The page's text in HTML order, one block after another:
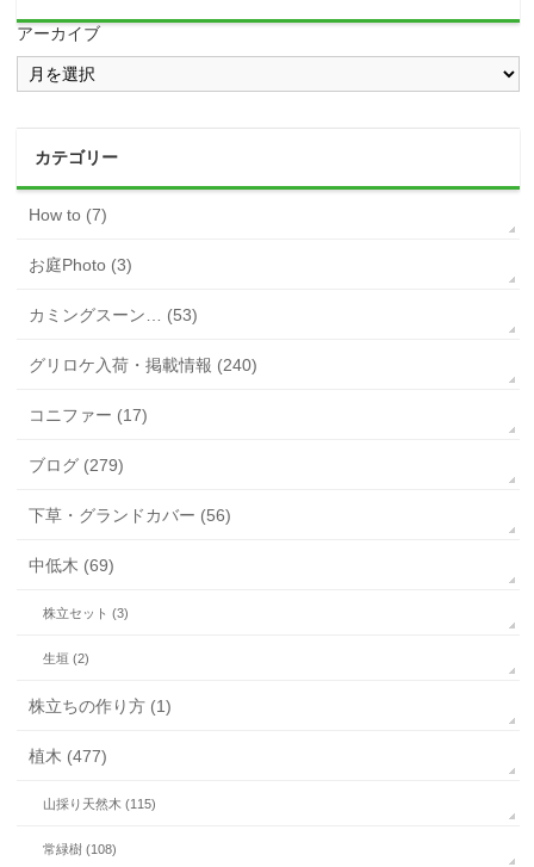
アーカイブ
カテゴリー
How to (7)
お庭Photo (3)
カミングスーン… (53)
グリロケ入荷・掲載情報 (240)
コニファー (17)
ブログ (279)
下草・グランドカバー (56)
中低木 (69)
株立セット (3)
生垣 (2)
株立ちの作り方 (1)
植木 (477)
山採り天然木 (115)
常緑樹 (108)